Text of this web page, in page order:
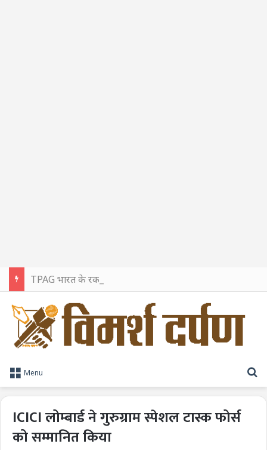
Menu
ICICI लोम्बार्ड ने गुरुग्राम स्पेशल टास्क फोर्स
को सम्मानित किया